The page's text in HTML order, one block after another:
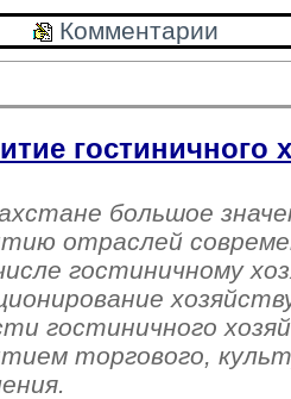
Комментарии
гостиничного
большое
отраслей
гостиничному
гостиничного
торгового,